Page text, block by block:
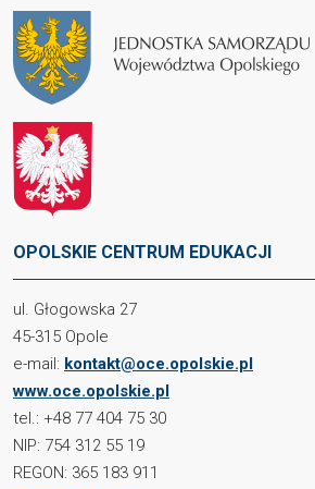
OPOLSKIE CENTRUM EDUKACJI
ul. Głogowska 27
45-315 Opole
e-mail: kontakt@oce.opolskie.pl
www.oce.opolskie.pl
tel.: +48 77 404 75 30
NIP: 754 312 55 19
REGON: 365 183 911